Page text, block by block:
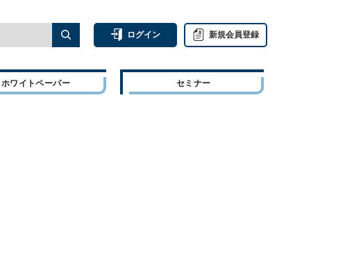
ログイン 新規会員登録
ホワイトペーパー セミナー